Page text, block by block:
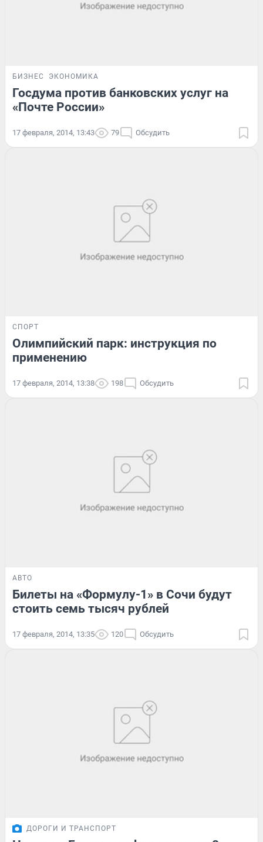
БИЗНЕС ЭКОНОМИКА
Госдума против банковских услуг на
«Почте России»
17 февраля, 2014, 13:43 79 Обсудить
СПОРТ
Олимпийский парк: инструкция по
применению
17 февраля, 2014, 13:38 198 Обсудить
АВТО
Билеты на «Формулу-1» в Сочи будут
стоить семь тысяч рублей
17 февраля, 2014, 13:35 120 Обсудить
ДОРОГИ И ТРАНСПОРТ